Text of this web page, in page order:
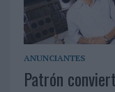
ANUNCIANTES
Patrón